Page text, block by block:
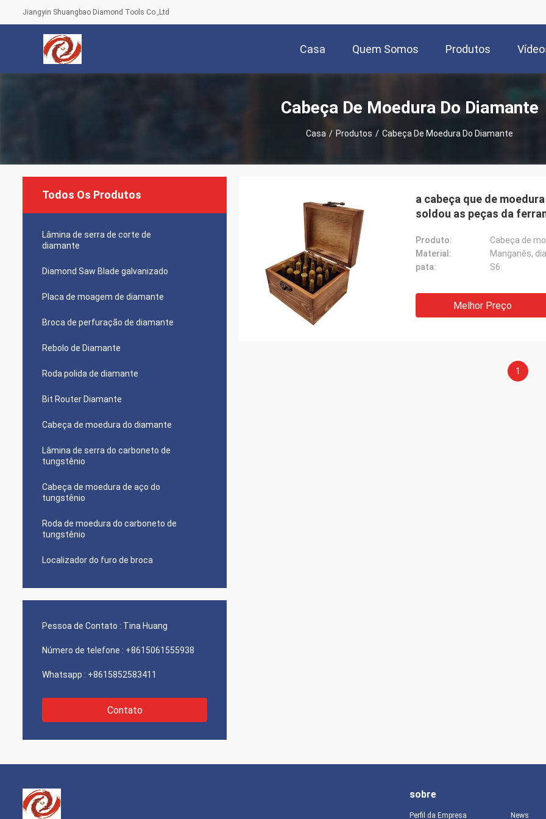
Jiangyin Shuangbao Diamond Tools Co.,Ltd
Casa Quem Somos Produtos
Cabeça De Moedura Do Diamante
Casa / Produtos / Cabeça De Moedura Do Diamante
Todos Os Produtos
Lâmina de serra de corte de
diamante
Diamond Saw Blade galvanizado
Placa de moagem de diamante
Broca de perfuração de diamante
Rebolo de Diamante
Roda polida de diamante
Bit Router Diamante
Cabeça de moedura do diamante
Lâmina de serra do carboneto de
tungstênio
Cabeça de moedura de aço do
tungstênio
Roda de moedura do carboneto de
tungstênio
Localizador do furo de broca
Pessoa de Contato : Tina Huang
Número de telefone : +8615061555938
Whatsapp : +8615852583411
Contato
a cabeça que de
soldou as peças da
Produto:
Cabeça de
Material:
Manganês,
pata:
S6
Melhor Preço
1
sobre
Perfil da Empresa News